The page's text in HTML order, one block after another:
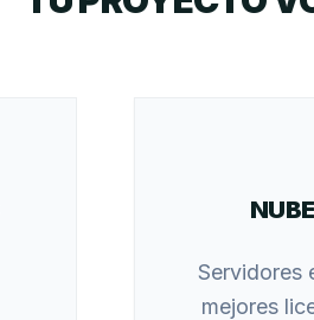
Servidores
mejores